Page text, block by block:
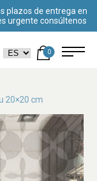
plazos de entrega en
urgente consúltenos
0
20×20 cm